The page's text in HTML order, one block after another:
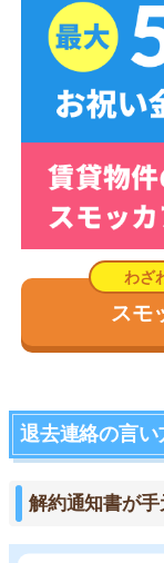
スモ
退去連絡の言い
解約通知書が